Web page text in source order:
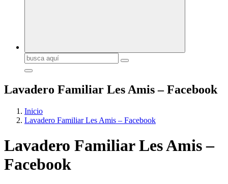
Buscar:
Lavadero Familiar Les Amis – Facebook
Inicio
Lavadero Familiar Les Amis – Facebook
Lavadero Familiar Les Amis –
Facebook